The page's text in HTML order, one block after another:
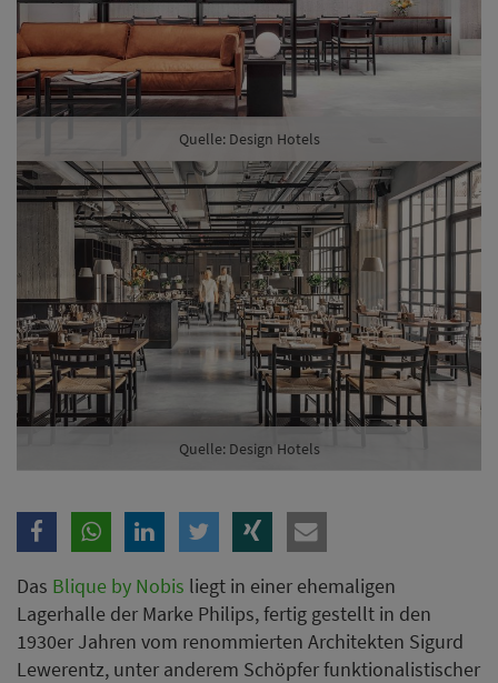
Quelle: Design Hotels
Quelle: Design Hotels
Das Blique by Nobis liegt in einer ehemaligen
Lagerhalle der Marke Philips, fertig gestellt in den
1930er Jahren vom renommierten Architekten Sigurd
Lewerentz, unter anderem Schöpfer funktionalistischer